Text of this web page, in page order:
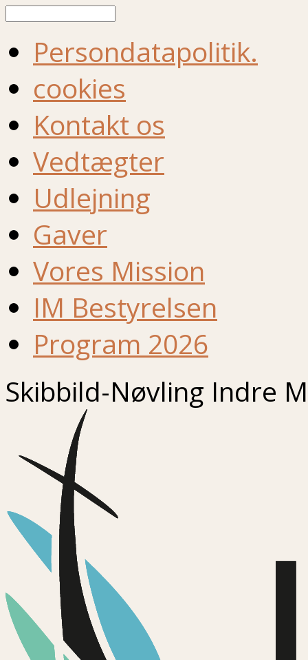
Persondatapolitik.
cookies
Kontakt os
Vedtægter
Udlejning
Gaver
Vores Mission
IM Bestyrelsen
Program 2026
Skibbild-Nøvling Indre